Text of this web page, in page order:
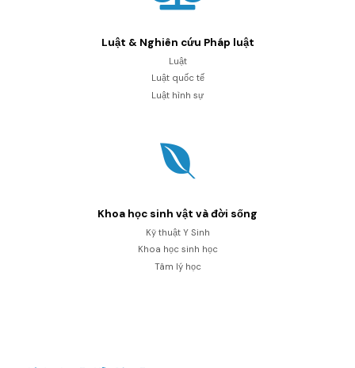
Luật & Nghiên cứu Pháp luật
Luật
Luật quốc tế
Luật hình sự
Khoa học sinh vật và đời sống
Kỹ thuật Y Sinh
Khoa học sinh học
Tâm lý học